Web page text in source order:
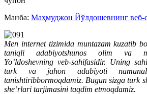
Манба: Маҳмуджон Йўлдошевнинг веб-
Men internet tizimida muntazam kuzatib
taniqli adabiyotshunos olim va
Yo’ldoshevning veb-sahifasidir. Uning
turk va jahon adabiyoti
tanishtiribbormoqdamiz. Bugun sizga turk
she’rlari tarjimasini taqdim etmoqdamiz.